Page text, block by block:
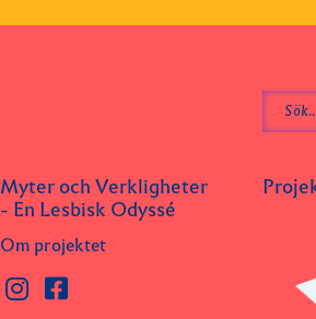
Myter och Verkligheter
- En Lesbisk Odyssé
Om projektet